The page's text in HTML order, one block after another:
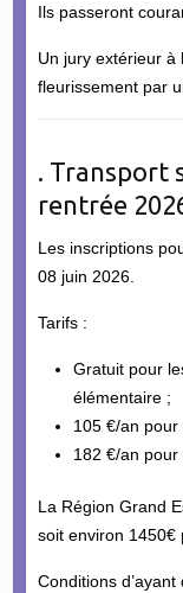
Ils passeront
Un jury extérieur à
fleurissement par
. Transport
rentrée
Les inscriptions
08 juin 2026.
Tarifs :
Gratuit pour
élémentaire ;
105 €/an
182 €/an pour
La Région Grand
soit environ 1450€
Conditions